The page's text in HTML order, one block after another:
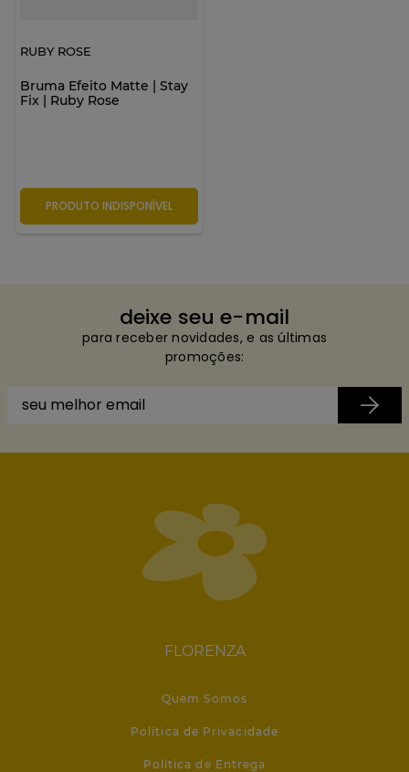
RUBY ROSE
Bruma Efeito Matte | Stay
Fix | Ruby Rose
PRODUTO INDISPONÍVEL
deixe seu e-mail
para receber novidades, e as últimas
promoções:
FLORENZA
Quem Somos
Política de Privacidade
Política de Entrega